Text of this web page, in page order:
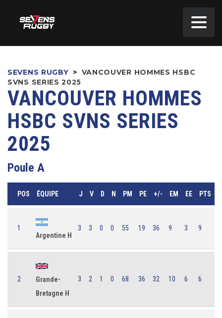
SEVENS RUGBY > VANCOUVER HOMMES HSBC
SVNS SERIES 2025
VANCOUVER HOMMES
HSBC SVNS SERIES
2025
Poule A
POS ÉQUIPE J V D N PM PE +/- EM EE PTS
1
Argentine H
3 3 0 0 55 19 36 9 3 9
2
Grande-
Bretagne H
3 2 1 0 68 36 32 10 6 6